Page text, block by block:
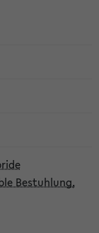
Bestuhlung,